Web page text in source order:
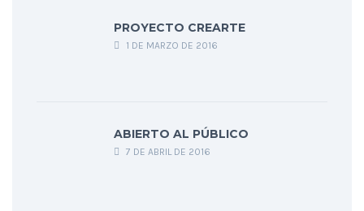
PROYECTO CREARTE
1 DE MARZO DE 2016
ABIERTO AL PÚBLICO
7 DE ABRIL DE 2016